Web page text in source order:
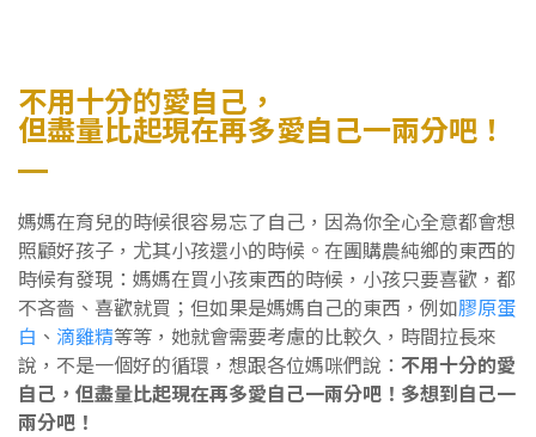
不用十分的愛自己，
但盡量比起現在再多愛自己一兩分吧！
媽媽在育兒的時候很容易忘了自己，因為你全心全意都會想
照顧好孩子，尤其小孩還小的時候。在團購農純鄉的東西的
時候有發現：媽媽在買小孩東西的時候，小孩只要喜歡，都
不吝嗇、喜歡就買；但如果是媽媽自己的東西，例如膠原蛋
白 、 滴雞精等等，她就會需要考慮的比較久，時間拉長來
說，不是一個好的循環，想跟各位媽咪們說： 不用十分的愛
自己，但盡量比起現在再多愛自己一兩分吧！多想到自己一
兩分吧！